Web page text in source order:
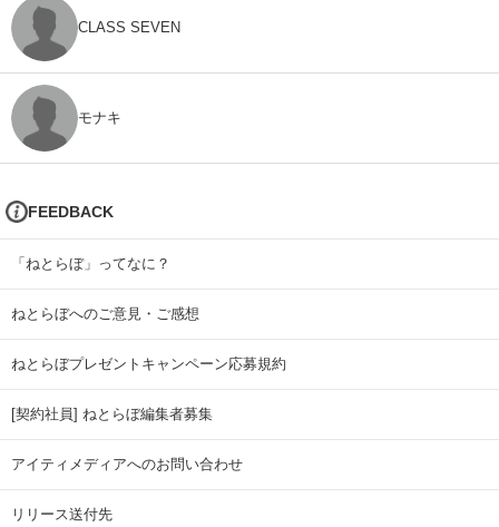
CLASS SEVEN
モナキ
FEEDBACK
「ねとらぼ」ってなに？
ねとらぼへのご意見・ご感想
ねとらぼプレゼントキャンペーン応募規約
[契約社員] ねとらぼ編集者募集
アイティメディアへのお問い合わせ
リリース送付先